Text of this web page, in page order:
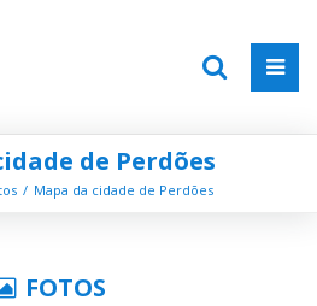
de Perdões
Mapa da cidade de Perdões
FOTOS